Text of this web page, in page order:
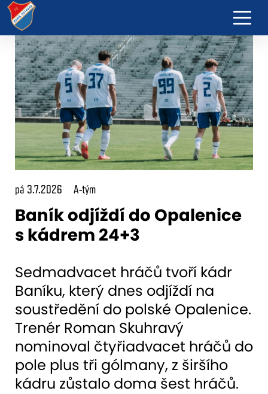
pá 3.7.2026 A-tým
Baník odjíždí do Opalenice
s kádrem 24+3
Sedmadvacet hráčů tvoří kádr
Baníku, který dnes odjíždí na
soustředění do polské Opalenice.
Trenér Roman Skuhravý
nominoval čtyřiadvacet hráčů do
pole plus tři gólmany, z širšího
kádru zůstalo doma šest hráčů.